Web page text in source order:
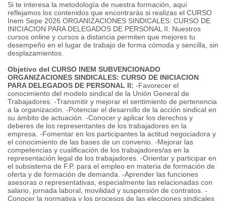
Si te interesa la metodología de nuestra formación, aquí
reflejamos los contenidos que encontrarás si realizas el CURSO
Inem Sepe 2026 ORGANIZACIONES SINDICALES: CURSO DE
INICIACION PARA DELEGADOS DE PERSONAL II. Nuestros
cursos online y cursos a distancia permiten que mejores tu
desempeño en el lugar de trabajo de forma cómoda y sencilla, sin
desplazamientos.
Objetivo del CURSO INEM SUBVENCIONADO
ORGANIZACIONES SINDICALES: CURSO DE INICIACION
PARA DELEGADOS DE PERSONAL II: -Favorecer el
conocimiento del modelo sindical de la Unión General de
Trabajadores. -Transmitir y mejorar el sentimiento de pertenencia
a la organización. -Potenciar el desarrollo de la acción sindical en
su ámbito de actuación. -Conocer y aplicar los derechos y
deberes de los representantes de los trabajadores en la
empresa. -Fomentar en los participantes la actitud negociadora y
el conocimiento de las bases de un convenio. -Mejorar las
competencias y cualificación de los trabajadores/as en la
representación legal de los trabajadores. -Orientar y participar en
el subsistema de F.P. para el empleo en materia de formación de
oferta y de formación de demanda. -Aprender las funciones
asesoras o representativas, especialmente las relacionadas con
salario, jornada laboral, movilidad y suspensión de contratos. -
Conocer la normativa y los procesos de las elecciones sindicales